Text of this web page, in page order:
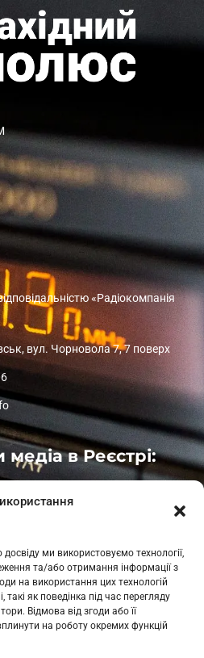
ми використовуємо технології,
та/або отримання інформації з
на використання цих технологій
як поведінка під час перегляду
Відмова від згоди або її
на роботу окремих функцій
«Радіокомпанія
вул. Чорновола 7, 7 поверх
медіа в Реєстрі: